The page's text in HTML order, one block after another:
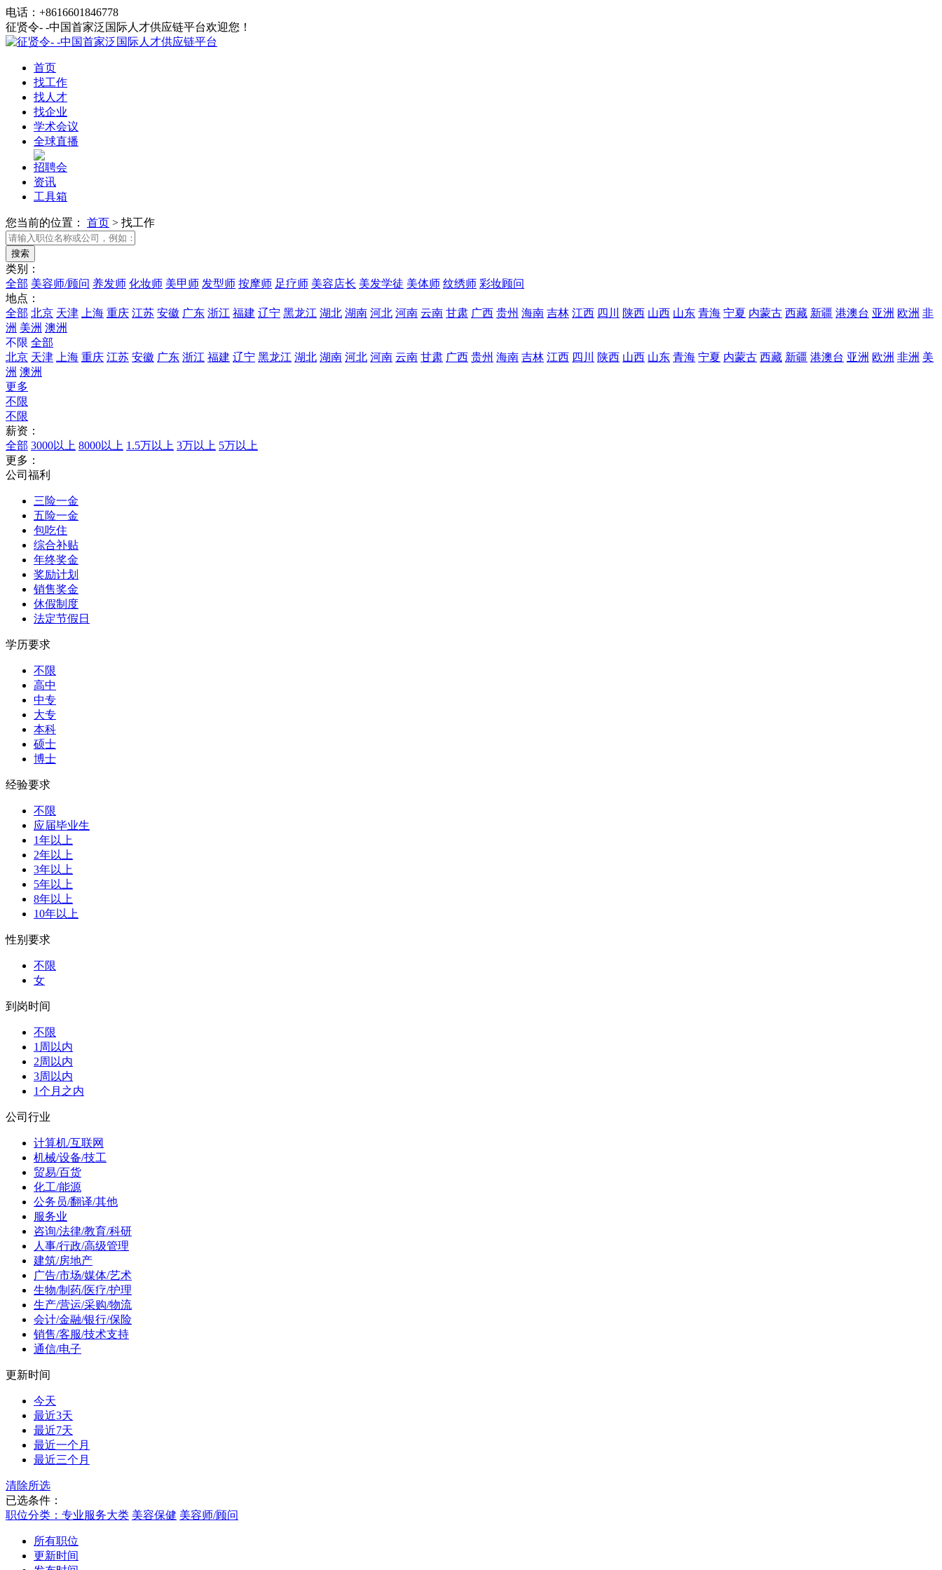
电话：+8616601846778
征贤令- -中国首家泛国际人才供应链平台欢迎您！
首页
找工作
找人才
找企业
学术会议
全球直播
招聘会
资讯
工具箱
您当前的位置： 首页 > 找工作
类别：
全部 美容师/顾问 养发师 化妆师 美甲师 发型师 按摩师 足疗师 美容店长 美发学徒 美体师 纹绣师 彩妆顾问
地点：
全部 北京 天津 上海 重庆 江苏 安徽 广东 浙江 福建 辽宁 黑龙江 湖北 湖南 河北 河南 云南 甘肃 广西 贵州 海南 吉林 江西 四川 陕西 山西 山东 青海 宁夏 内蒙古 西藏 新疆 港澳台 亚洲 欧洲 非
洲 美洲 澳洲
不限 全部
北京 天津 上海 重庆 江苏 安徽 广东 浙江 福建 辽宁 黑龙江 湖北 湖南 河北 河南 云南 甘肃 广西 贵州 海南 吉林 江西 四川 陕西 山西 山东 青海 宁夏 内蒙古 西藏 新疆 港澳台 亚洲 欧洲 非洲 美
洲 澳洲
更多
不限
不限
薪资：
全部 3000以上 8000以上 1.5万以上 3万以上 5万以上
更多：
公司福利
三险一金
五险一金
包吃住
综合补贴
年终奖金
奖励计划
销售奖金
休假制度
法定节假日
学历要求
不限
高中
中专
大专
本科
硕士
博士
经验要求
不限
应届毕业生
1年以上
2年以上
3年以上
5年以上
8年以上
10年以上
性别要求
不限
女
到岗时间
不限
1周以内
2周以内
3周以内
1个月之内
公司行业
计算机/互联网
机械/设备/技工
贸易/百货
化工/能源
公务员/翻译/其他
服务业
咨询/法律/教育/科研
人事/行政/高级管理
建筑/房地产
广告/市场/媒体/艺术
生物/制药/医疗/护理
生产/营运/采购/物流
会计/金融/银行/保险
销售/客服/技术支持
通信/电子
更新时间
今天
最近3天
最近7天
最近一个月
最近三个月
清除所选
已选条件：
职位分类：专业服务大类 美容保健 美容师/顾问
所有职位
更新时间